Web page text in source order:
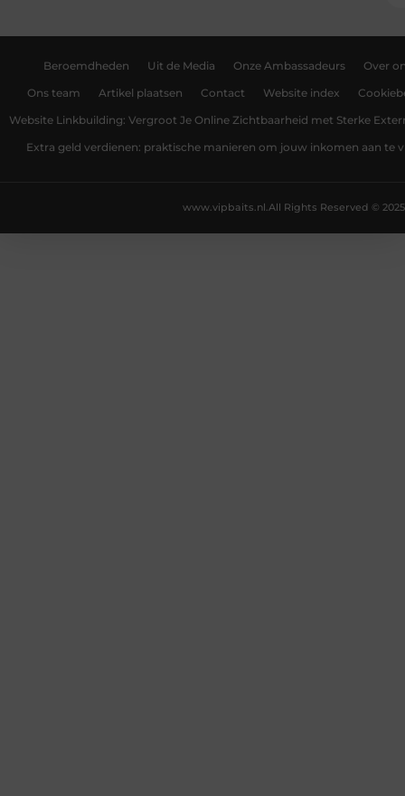
Beroemdheden Uit de Media Onze Ambassadeurs Over
Ons team Artikel plaatsen Contact Website index
Website Linkbuilding: Vergroot Je Online Zichtbaarheid met Sterke
Extra geld verdienen: praktische manieren om jouw inkomen aan te
All Rights Reserved © 2025
www.vipbaits.nl.